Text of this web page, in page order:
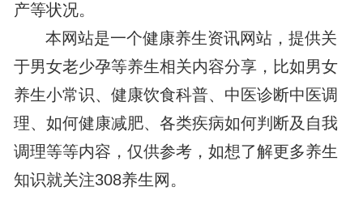
产等状况。
本网站是一个健康养生资讯网站，提供关
于男女老少孕等养生相关内容分享，比如男女
养生小常识、健康饮食科普、中医诊断中医调
理、如何健康减肥、各类疾病如何判断及自我
调理等等内容，仅供参考，如想了解更多养生
知识就关注308养生网。